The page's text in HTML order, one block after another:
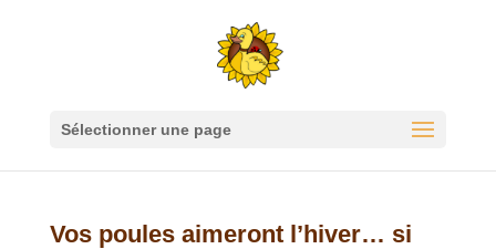
Sélectionner une page
Vos poules aimeront l’hiver… si